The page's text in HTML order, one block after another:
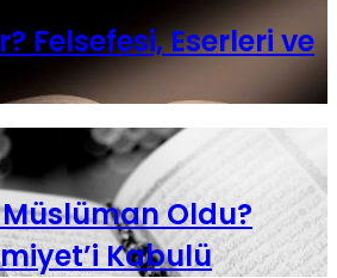
Felsefesi, Eserleri ve
Oldu?
Kabulü